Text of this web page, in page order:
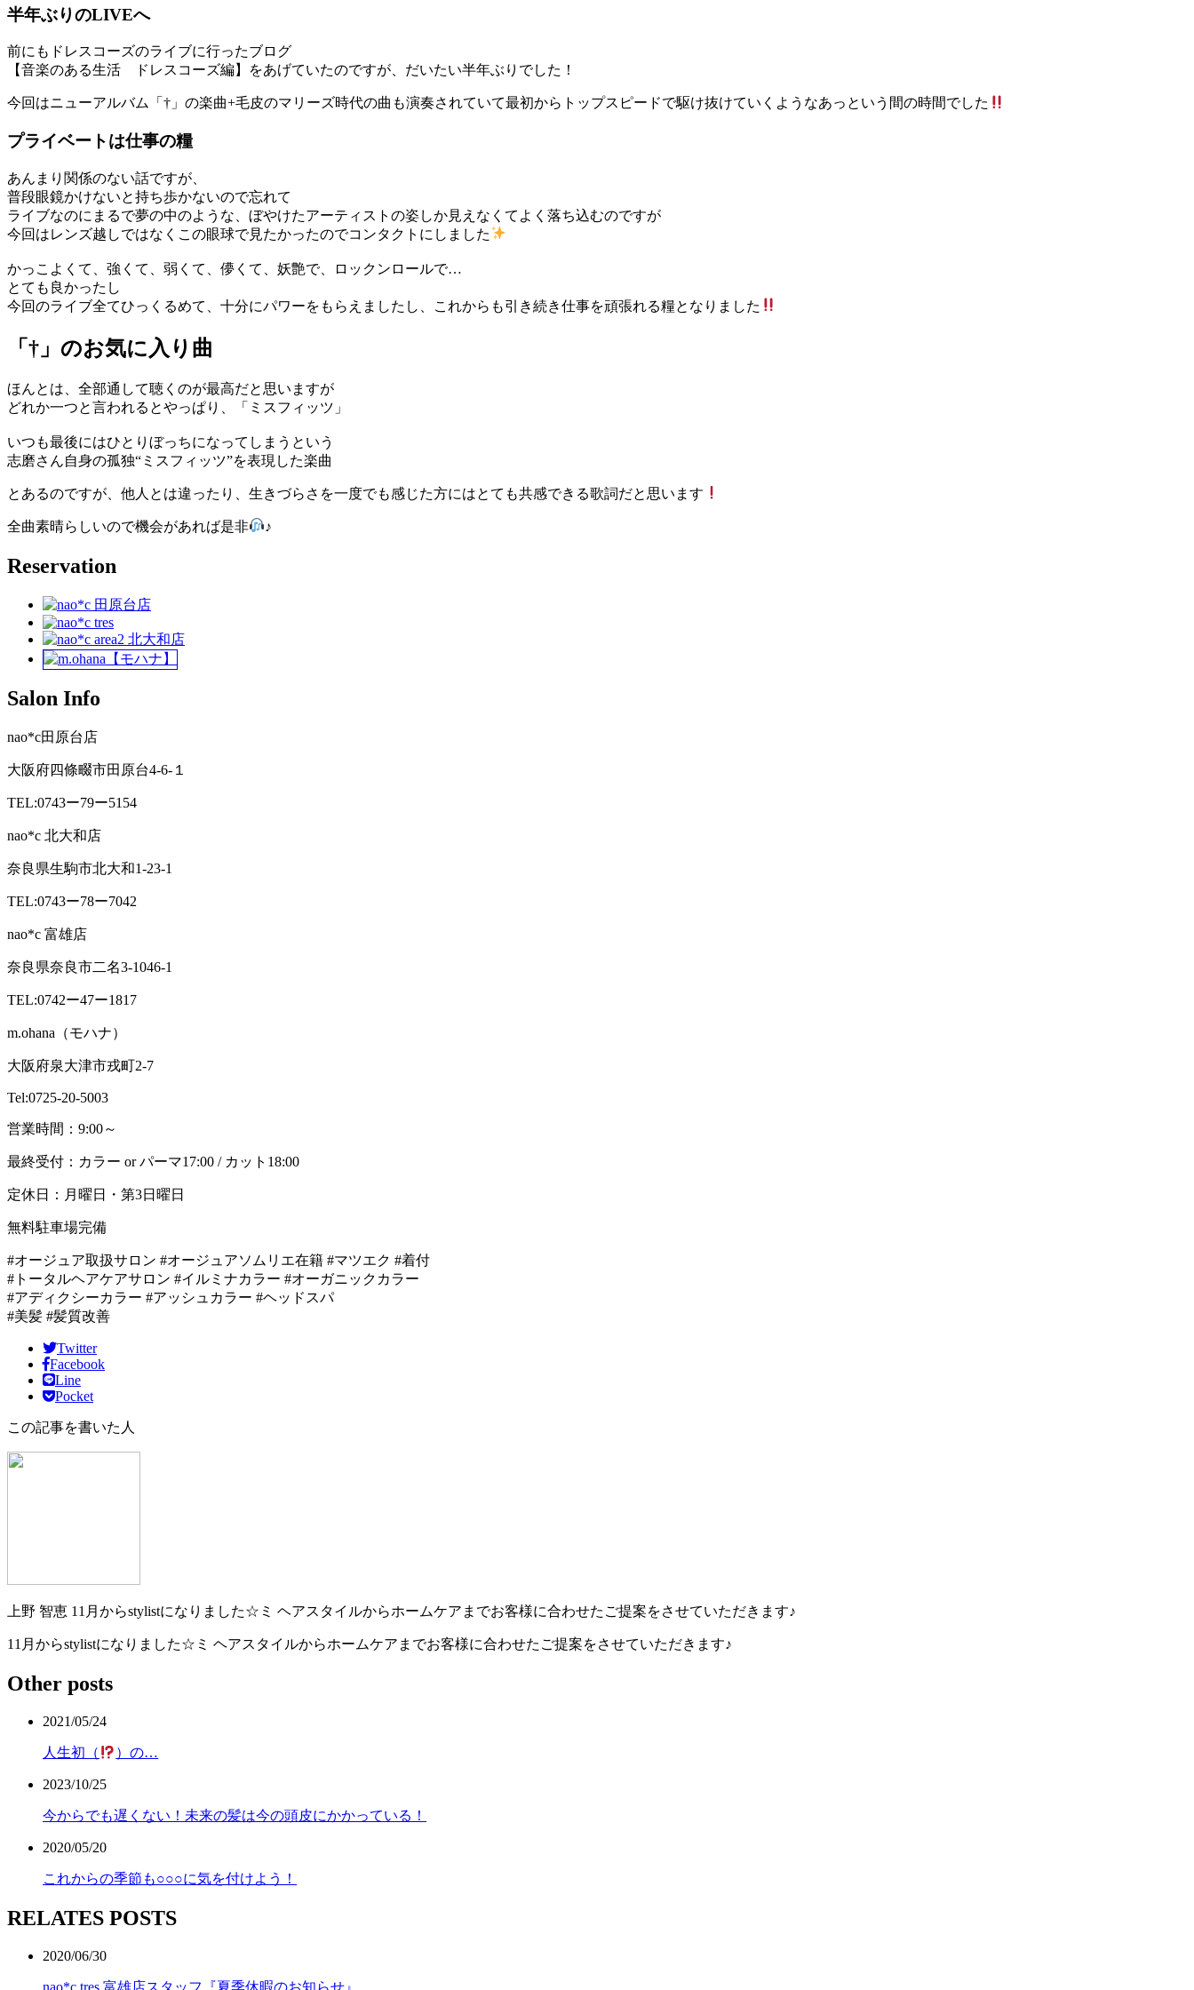
半年ぶりのLIVEへ
前にもドレスコーズのライブに行ったブログ
【音楽のある生活 ドレスコーズ編】をあげていたのですが、だいたい半年ぶりでした！
今回はニューアルバム「†」の楽曲+毛皮のマリーズ時代の曲も演奏されていて最初からトップスピードで駆け抜けていくようなあっという間の時間でした
プライベートは仕事の糧
あんまり関係のない話ですが、
普段眼鏡かけないと持ち歩かないので忘れて
ライブなのにまるで夢の中のような、ぼやけたアーティストの姿しか見えなくてよく落ち込むのですが
今回はレンズ越しではなくこの眼球で見たかったのでコンタクトにしました
かっこよくて、強くて、弱くて、儚くて、妖艶で、ロックンロールで…
とても良かったし
今回のライブ全てひっくるめて、十分にパワーをもらえましたし、これからも引き続き仕事を頑張れる糧となりました
「†」のお気に入り曲
ほんとは、全部通して聴くのが最高だと思いますが
どれか一つと言われるとやっぱり、「ミスフィッツ」
いつも最後にはひとりぼっちになってしまうという
志磨さん自身の孤独“ミスフィッツ”を表現した楽曲
とあるのですが、他人とは違ったり、生きづらさを一度でも感じた方にはとても共感できる歌詞だと思います
全曲素晴らしいので機会があれば是非 ♪
Reservation
Salon Info
nao*c田原台店
大阪府四條畷市田原台4-6-１
TEL:0743ー79ー5154
nao*c 北大和店
奈良県生駒市北大和1-23-1
TEL:0743ー78ー7042
nao*c 富雄店
奈良県奈良市二名3-1046-1
TEL:0742ー47ー1817
m.ohana（モハナ）
大阪府泉大津市戎町2-7
Tel:0725-20-5003
営業時間：9:00～
最終受付：カラー or パーマ17:00 / カット18:00
定休日：月曜日・第3日曜日
無料駐車場完備
#オージュア取扱サロン #オージュアソムリエ在籍 #マツエク #着付
#トータルヘアケアサロン #イルミナカラー #オーガニックカラー
#アディクシーカラー #アッシュカラー #ヘッドスパ
#美髪 #髪質改善
Twitter
Facebook
Line
Pocket
この記事を書いた人
上野 智恵 11月からstylistになりました☆ミ ヘアスタイルからホームケアまでお客様に合わせたご提案をさせていただきます♪
11月からstylistになりました☆ミ ヘアスタイルからホームケアまでお客様に合わせたご提案をさせていただきます♪
Other posts
2021/05/24
人生初（ ）の…
2023/10/25
今からでも遅くない！未来の髪は今の頭皮にかかっている！
2020/05/20
これからの季節も○○○に気を付けよう！
RELATES POSTS
2020/06/30
nao*c tres 富雄店スタッフ『夏季休暇のお知らせ』